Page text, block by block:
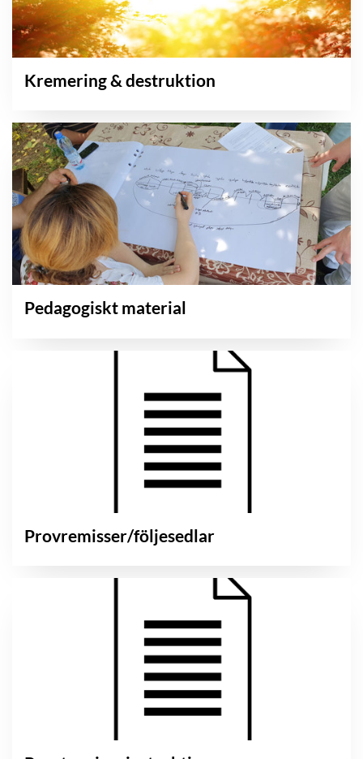
Kremering & destruktion
Pedagogiskt material
Provremisser/följesedlar